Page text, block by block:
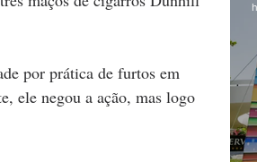
por prática de furtos em
ele negou a ação, mas logo